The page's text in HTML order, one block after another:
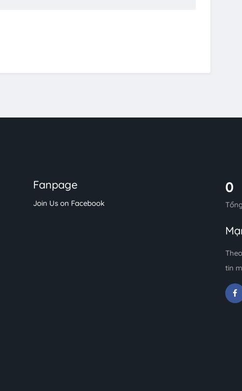
Fanpage
Join Us on Facebook
0
tin